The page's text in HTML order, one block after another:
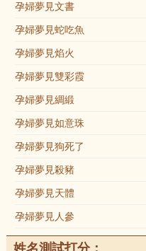
孕婦夢見文書
孕婦夢見蛇吃魚
孕婦夢見焰火
孕婦夢見雙彩霞
孕婦夢見綢緞
孕婦夢見如意珠
孕婦夢見狗死了
孕婦夢見殺豬
孕婦夢見天體
孕婦夢見人參
姓名測試打分：